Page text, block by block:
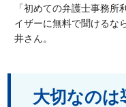
「初めての弁護士事務
イザーに無料で聞けるな
井さん。
大切なのは